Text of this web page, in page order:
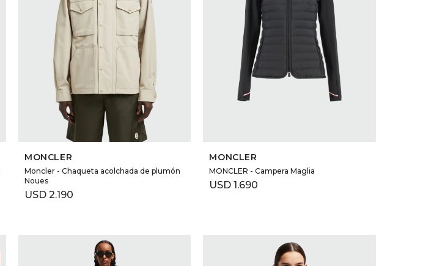
SELECCIONAR TALLE
MONCLER
Moncler - Chaqueta acolchada de plumón
Noues
USD 2.190
MONCLER
MONCLER - Campera Maglia
USD 1.690